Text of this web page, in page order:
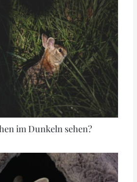
im Dunkeln sehen?